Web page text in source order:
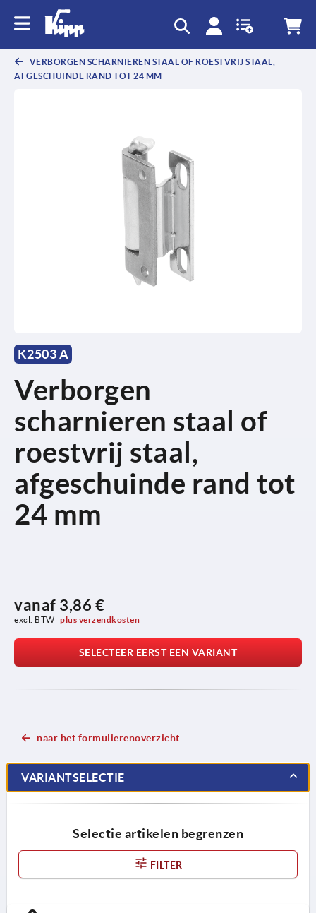
VERBORGEN SCHARNIEREN STAAL OF ROESTVRIJ STAAL,
AFGESCHUINDE RAND TOT 24 MM
K2503 A
Verborgen
scharnieren staal of
roestvrij staal,
afgeschuinde rand tot
24 mm
vanaf 3,86 €
excl. BTW plus verzendkosten
SELECTEER EERST EEN VARIANT
naar het formulierenoverzicht
VARIANTSELECTIE
Selectie artikelen begrenzen
FILTER